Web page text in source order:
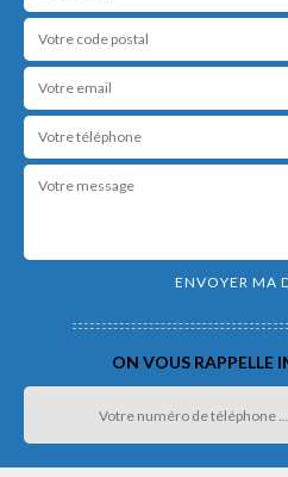
ON VOUS RAPPELLE